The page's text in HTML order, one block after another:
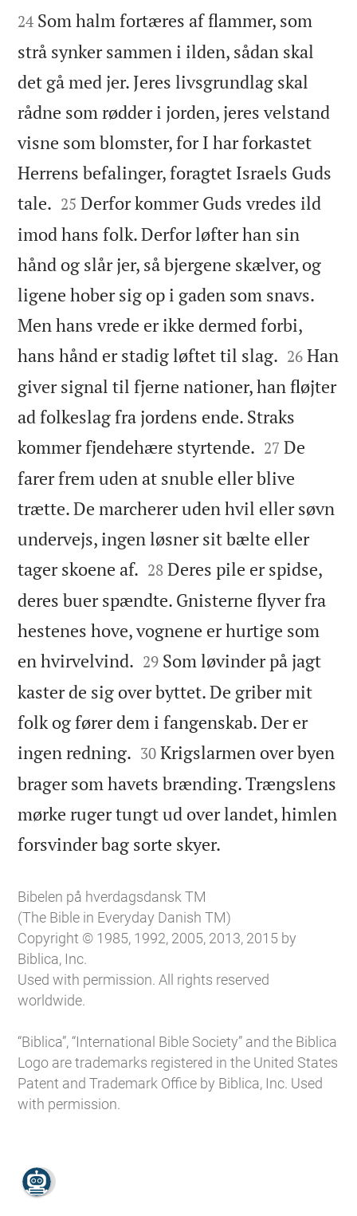


24 Som halm fortæres af flammer, som
strå synker sammen i ilden, sådan skal
det gå med jer. Jeres livsgrundlag skal
rådne som rødder i jorden, jeres velstand
visne som blomster, for I har forkastet
Herrens befalinger, foragtet Israels Guds
tale. 

25 Derfor kommer Guds vredes ild
imod hans folk. Derfor løfter han sin
hånd og slår jer, så bjergene skælver, og
ligene hober sig op i gaden som snavs.
Men hans vrede er ikke dermed forbi,
hans hånd er stadig løftet til slag. 

26 Han
giver signal til fjerne nationer, han fløjter
ad folkeslag fra jordens ende. Straks
kommer fjendehære styrtende. 

27 De
farer frem uden at snuble eller blive
trætte. De marcherer uden hvil eller søvn
undervejs, ingen løsner sit bælte eller
tager skoene af. 

28 Deres pile er spidse,
deres buer spændte. Gnisterne flyver fra
hestenes hove, vognene er hurtige som
en hvirvelvind. 

29 Som løvinder på jagt
kaster de sig over byttet. De griber mit
folk og fører dem i fangenskab. Der er
ingen redning. 

30 Krigslarmen over byen
brager som havets brænding. Trængslens
mørke ruger tungt ud over landet, himlen
forsvinder bag sorte skyer.
Bibelen på hverdagsdansk TM
(The Bible in Everyday Danish TM)
Copyright © 1985, 1992, 2005, 2013, 2015 by
Biblica, Inc.
Used with permission. All rights reserved
worldwide.
“Biblica”, “International Bible Society” and the Biblica
Logo are trademarks registered in the United States
Patent and Trademark Office by Biblica, Inc. Used
with permission.